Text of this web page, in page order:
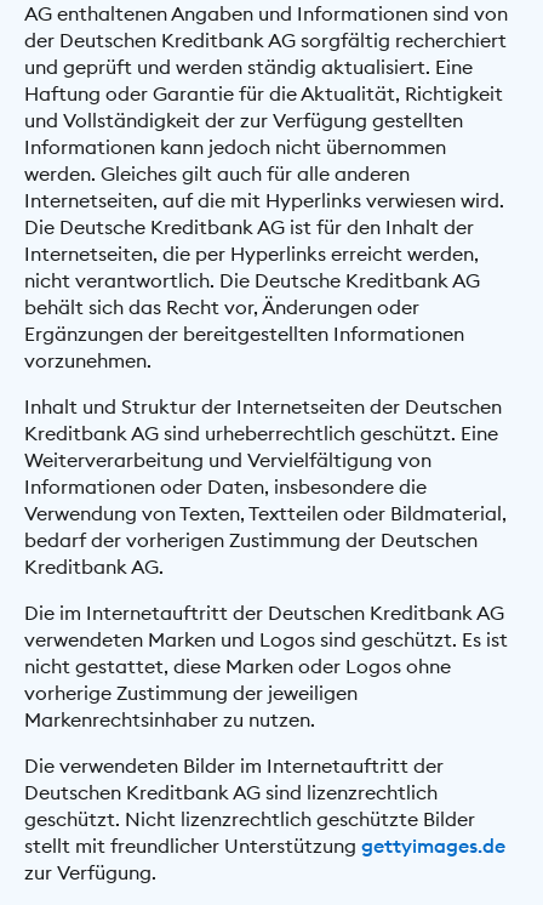
AG enthaltenen Angaben und Informationen sind von
der Deutschen Kreditbank AG sorgfältig recherchiert
und geprüft und werden ständig aktualisiert. Eine
Haftung oder Garantie für die Aktualität, Richtigkeit
und Vollständigkeit der zur Verfügung gestellten
Informationen kann jedoch nicht übernommen
werden. Gleiches gilt auch für alle anderen
Internetseiten, auf die mit Hyperlinks verwiesen wird.
Die Deutsche Kreditbank AG ist für den Inhalt der
Internetseiten, die per Hyperlinks erreicht werden,
nicht verantwortlich. Die Deutsche Kreditbank AG
behält sich das Recht vor, Änderungen oder
Ergänzungen der bereitgestellten Informationen
vorzunehmen.
Inhalt und Struktur der Internetseiten der Deutschen
Kreditbank AG sind urheberrechtlich geschützt. Eine
Weiterverarbeitung und Vervielfältigung von
Informationen oder Daten, insbesondere die
Verwendung von Texten, Textteilen oder Bildmaterial,
bedarf der vorherigen Zustimmung der Deutschen
Kreditbank AG.
Die im Internetauftritt der Deutschen Kreditbank AG
verwendeten Marken und Logos sind geschützt. Es ist
nicht gestattet, diese Marken oder Logos ohne
vorherige Zustimmung der jeweiligen
Markenrechtsinhaber zu nutzen.
Die verwendeten Bilder im Internetauftritt der
Deutschen Kreditbank AG sind lizenzrechtlich
geschützt. Nicht lizenzrechtlich geschützte Bilder
stellt mit freundlicher Unterstützung gettyimages.de
zur Verfügung.